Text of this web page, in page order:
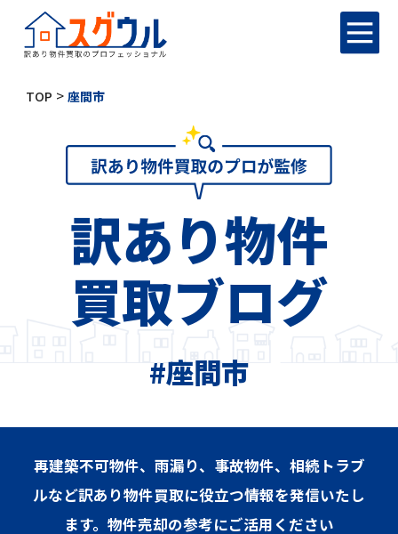
TOP >座間市
訳あり物件
買取ブログ
#座間市
再建築不可物件、雨漏り、事故物件、相続トラブ
ルなど訳あり物件買取に役立つ情報を発信いたし
ます。物件売却の参考にご活用ください